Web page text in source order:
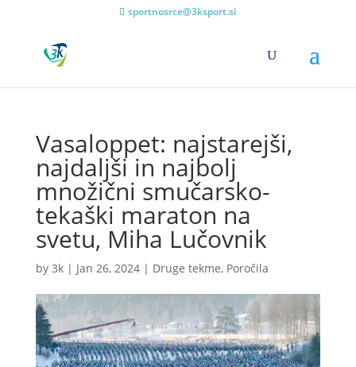
sportnosrce@3ksport.si
Vasaloppet: najstarejši,
najdaljši in najbolj
množični smučarsko-
tekaški maraton na
svetu, Miha Lučovnik
by 3k| Jan 26, 2024| Druge tekme, Poročila